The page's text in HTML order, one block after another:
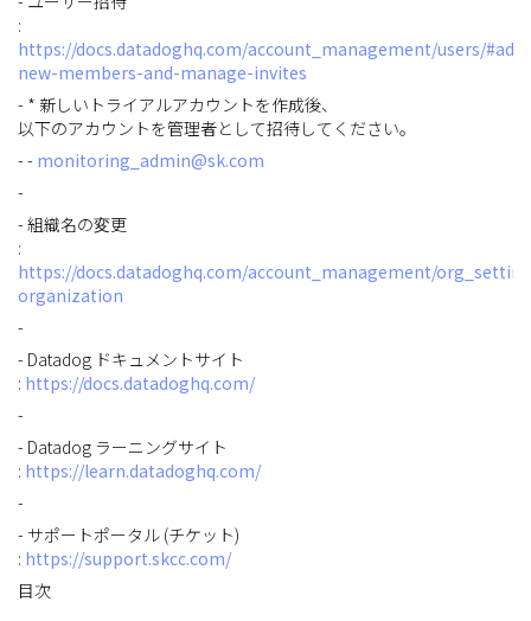
:
https://docs.datadoghq.com/account_management/users/#add-
new-members-and-manage-invites
- * 新しいトライアルアカウントを作成後、
以下のアカウントを管理者として招待してください。
- - monitoring_admin@sk.com
-
- 組織名の変更
:
https://docs.datadoghq.com/account_management/
organization
-
- Datadog ドキュメントサイト
: https://docs.datadoghq.com/
-
- Datadog ラーニングサイト
: https://learn.datadoghq.com/
-
- サポートポータル (チケット)
: https://support.skcc.com/
目次